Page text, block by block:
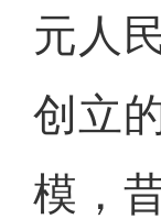
元人
创立
模，